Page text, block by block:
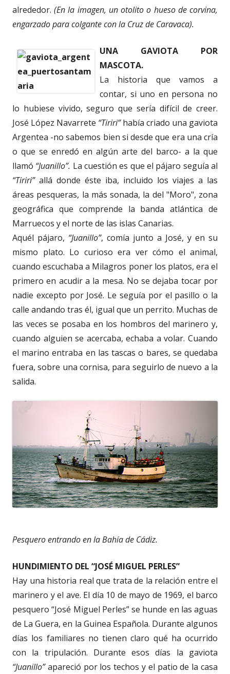
alrededor.(En la imagen, un otolito o hueso de corvina,
engarzado para colgante con la Cruz de Caravaca).
UNA GAVIOTA POR
MASCOTA.
La historia que vamos a
contar, si uno en persona no
lo hubiese vivido, seguro que sería difícil de creer.
José López Navarrete “Tiriri”había criado una gaviota
Argentea -no sabemos bien si desde que era una cría
o que se enredó en algún arte del barco- a la que
llamó “Juanillo”. La cuestión es que el pájaro seguía al
“Tiriri”allá donde éste iba, incluido los viajes a las
áreas pesqueras, la más sonada, la del "Moro", zona
geográfica que comprende la banda atlántica de
Marruecos y el norte de las islas Canarias.
Aquél pájaro, “Juanillo”, comía junto a José, y en su
mismo plato. Lo curioso era ver cómo el animal,
cuando escuchaba a Milagros poner los platos, era el
primero en acudir a la mesa. No se dejaba tocar por
nadie excepto por José. Le seguía por el pasillo o la
calle andando tras él, igual que un perrito. Muchas de
las veces se posaba en los hombros del marinero y,
cuando alguien se acercaba, echaba a volar. Cuando
el marino entraba en las tascas o bares, se quedaba
fuera, sobre una cornisa, para seguirlo de nuevo a la
salida.
Pesquero entrando en la Bahía de Cádiz.
HUNDIMIENTO DEL “JOSÉ MIGUEL PERLES”
Hay una historia real que trata de la relación entre el
marinero y el ave. El día 10 de mayo de 1969, el barco
pesquero “José Miguel Perles” se hunde en las aguas
de La Guera, en la Guinea Española. Durante algunos
días los familiares no tienen claro qué ha ocurrido
con la tripulación. Durante esos días la gaviota
“Juanillo”apareció por los techos y el patio de la casa